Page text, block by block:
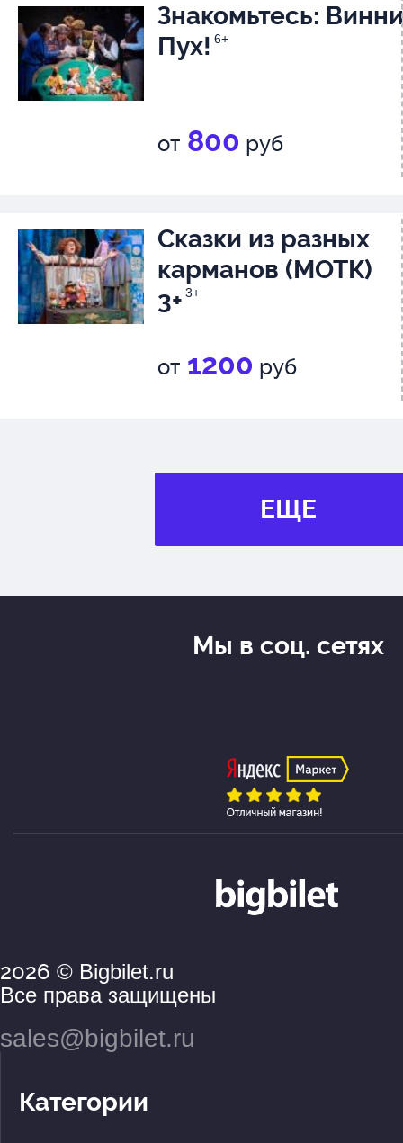
Знакомьтесь: Винни
Пух! 6+
от 800 руб
Сказки из разных
карманов (МОТК)
3+ 3+
от 1200 руб
ЕЩЕ
2026 © Bigbilet.ru
Все права защищены
sales@bigbilet.ru
Категории
Мы в соц. сетях